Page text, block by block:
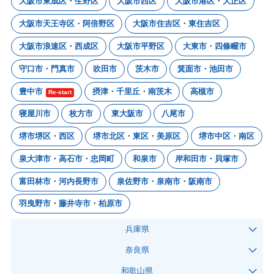
大阪市天王寺区・阿倍野区 大阪市住吉区・東住吉区
大阪市浪速区・西成区 大阪市平野区 大東市・四條畷市
守口市・門真市 吹田市 茨木市 箕面市・池田市
豊中市 Re-start 摂津・千里丘・南茨木 高槻市
寝屋川市 枚方市 東大阪市 八尾市
堺市堺区・西区 堺市北区・東区・美原区 堺市中区・南区
泉大津市・高石市・忠岡町 和泉市 岸和田市・貝塚市
富田林市・河内長野市 泉佐野市・泉南市・阪南市
羽曳野市・藤井寺市・柏原市
兵庫県
奈良県
和歌山県